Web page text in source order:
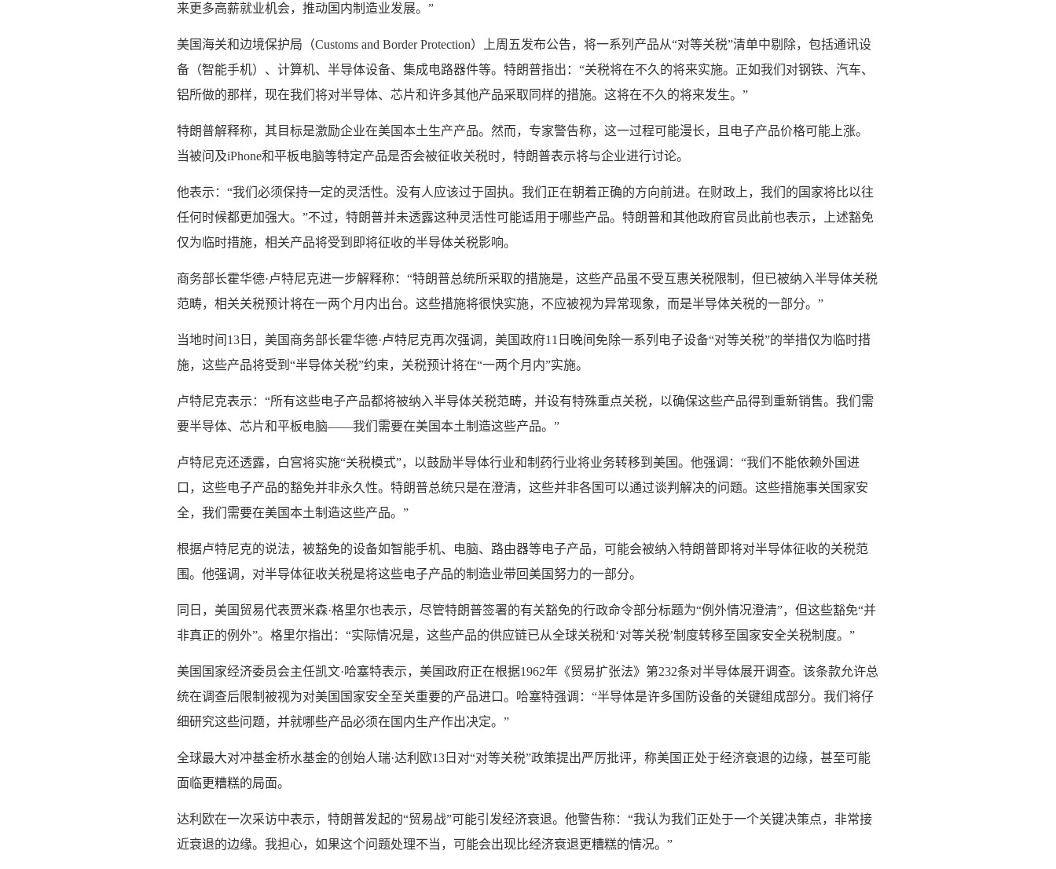
来更多高薪就业机会，推动国内制造业发展。”
美国海关和边境保护局（Customs and Border Protection）上周五发布公告，将一系列产品从“对等关税”清单中剔除，包括通讯设
备（智能手机）、计算机、半导体设备、集成电路器件等。特朗普指出：“关税将在不久的将来实施。正如我们对钢铁、汽车、
铝所做的那样，现在我们将对半导体、芯片和许多其他产品采取同样的措施。这将在不久的将来发生。”
特朗普解释称，其目标是激励企业在美国本土生产产品。然而，专家警告称，这一过程可能漫长，且电子产品价格可能上涨。
当被问及iPhone和平板电脑等特定产品是否会被征收关税时，特朗普表示将与企业进行讨论。
他表示：“我们必须保持一定的灵活性。没有人应该过于固执。我们正在朝着正确的方向前进。在财政上，我们的国家将比以往
任何时候都更加强大。”不过，特朗普并未透露这种灵活性可能适用于哪些产品。特朗普和其他政府官员此前也表示，上述豁免
仅为临时措施，相关产品将受到即将征收的半导体关税影响。
商务部长霍华德·卢特尼克进一步解释称：“特朗普总统所采取的措施是，这些产品虽不受互惠关税限制，但已被纳入半导体关税
范畴，相关关税预计将在一两个月内出台。这些措施将很快实施，不应被视为异常现象，而是半导体关税的一部分。”
当地时间13日，美国商务部长霍华德·卢特尼克再次强调，美国政府11日晚间免除一系列电子设备“对等关税”的举措仅为临时措
施，这些产品将受到“半导体关税”约束，关税预计将在“一两个月内”实施。
卢特尼克表示：“所有这些电子产品都将被纳入半导体关税范畴，并设有特殊重点关税，以确保这些产品得到重新销售。我们需
要半导体、芯片和平板电脑——我们需要在美国本土制造这些产品。”
卢特尼克还透露，白宫将实施“关税模式”，以鼓励半导体行业和制药行业将业务转移到美国。他强调：“我们不能依赖外国进
口，这些电子产品的豁免并非永久性。特朗普总统只是在澄清，这些并非各国可以通过谈判解决的问题。这些措施事关国家安
全，我们需要在美国本土制造这些产品。”
根据卢特尼克的说法，被豁免的设备如智能手机、电脑、路由器等电子产品，可能会被纳入特朗普即将对半导体征收的关税范
围。他强调，对半导体征收关税是将这些电子产品的制造业带回美国努力的一部分。
同日，美国贸易代表贾米森·格里尔也表示，尽管特朗普签署的有关豁免的行政命令部分标题为“例外情况澄清”，但这些豁免“并
非真正的例外”。格里尔指出：“实际情况是，这些产品的供应链已从全球关税和‘对等关税’制度转移至国家安全关税制度。”
美国国家经济委员会主任凯文·哈塞特表示，美国政府正在根据1962年《贸易扩张法》第232条对半导体展开调查。该条款允许总
统在调查后限制被视为对美国国家安全至关重要的产品进口。哈塞特强调：“半导体是许多国防设备的关键组成部分。我们将仔
细研究这些问题，并就哪些产品必须在国内生产作出决定。”
全球最大对冲基金桥水基金的创始人瑞·达利欧13日对“对等关税”政策提出严厉批评，称美国正处于经济衰退的边缘，甚至可能
面临更糟糕的局面。
达利欧在一次采访中表示，特朗普发起的“贸易战”可能引发经济衰退。他警告称：“我认为我们正处于一个关键决策点，非常接
近衰退的边缘。我担心，如果这个问题处理不当，可能会出现比经济衰退更糟糕的情况。”